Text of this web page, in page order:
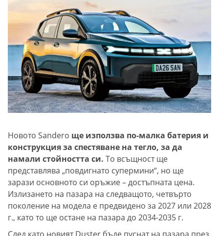
Новото Sandero ще използва по-малка батерия и
конструкция за спестяване на тегло, за да
намали стойността си. То всъщност ще
представлява „повдигнато супермини“, но ще
зарази основното си оръжие – достъпната цена.
Излизането на пазара на следващото, четвърто
поколение на модела е предвидено за 2027 или 2028
г., като то ще остане на пазара до 2034-2035 г.